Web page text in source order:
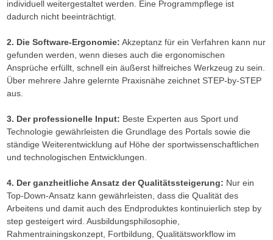
individuell weitergestaltet werden. Eine Programmpflege ist
dadurch nicht beeinträchtigt.
2. Die Software-Ergonomie: Akzeptanz für ein Verfahren kann nur
gefunden werden, wenn dieses auch die ergonomischen
Ansprüche erfüllt, schnell ein äußerst hilfreiches Werkzeug zu sein.
Über mehrere Jahre gelernte Praxisnähe zeichnet STEP-by-STEP
aus.
3. Der professionelle Input: Beste Experten aus Sport und
Technologie gewährleisten die Grundlage des Portals sowie die
ständige Weiterentwicklung auf Höhe der sportwissenschaftlichen
und technologischen Entwicklungen.
4. Der ganzheitliche Ansatz der Qualitätssteigerung: Nur ein
Top-Down-Ansatz kann gewährleisten, dass die Qualität des
Arbeitens und damit auch des Endproduktes kontinuierlich step by
step gesteigert wird. Ausbildungsphilosophie,
Rahmentrainingskonzept, Fortbildung, Qualitätsworkflow im